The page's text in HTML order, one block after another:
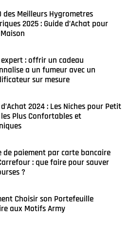
des Meilleurs Hygrometres
2025 : Guide d’Achat pour
expert : offrir un cadeau
a un fumeur avec un
sur mesure
2024 : Les Niches pour Petit
Plus Confortables et
de paiement par carte bancaire
: que faire pour sauver
?
Choisir son Portefeuille
aux Motifs Army